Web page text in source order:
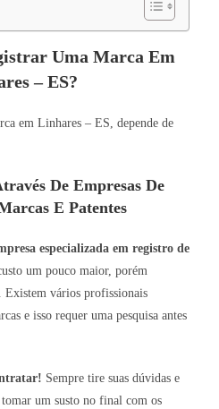
Uma Marca Em
– ES?
em Linhares – ES, depende de
De Empresas De
E Patentes
especializada em registro de
um pouco maior, porém
Existem vários profissionais
e isso requer uma pesquisa antes
Sempre tire suas dúvidas e
tomar um susto no final com os